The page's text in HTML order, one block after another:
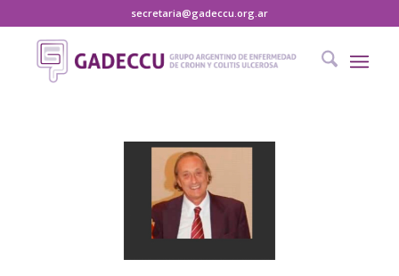
secretaria@gadeccu.org.ar